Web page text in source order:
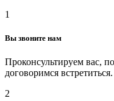
1
Вы звоните нам
Проконсультируем вас,
договоримся встретиться.
2